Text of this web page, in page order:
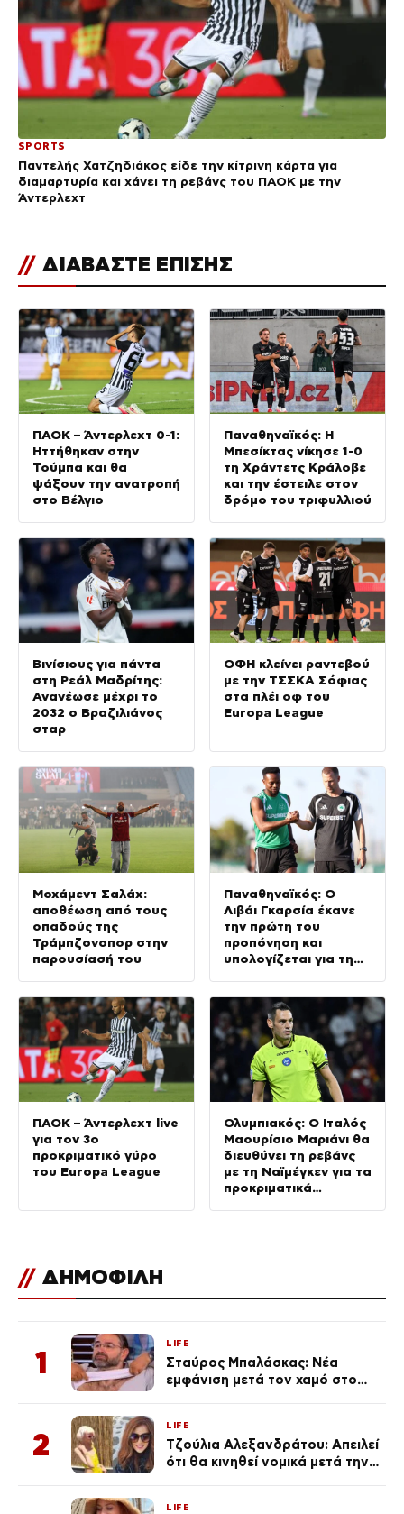
SPORTS
Παντελής Χατζηδιάκος είδε την κίτρινη κάρτα για
διαμαρτυρία και χάνει τη ρεβάνς του ΠΑΟΚ με την
Άντερλεχτ
// ΔΙΑΒΑΣΤΕ ΕΠΙΣΗΣ
ΠΑΟΚ – Άντερλεχτ 0-1:
Ηττήθηκαν στην
Τούμπα και θα
ψάξουν την ανατροπή
στο Βέλγιο
Παναθηναϊκός: Η
Μπεσίκτας νίκησε 1-0
τη Χράντετς Κράλοβε
και την έστειλε στον
δρόμο του τριφυλλιού
Βινίσιους για πάντα
στη Ρεάλ Μαδρίτης:
Ανανέωσε μέχρι το
2032 ο Βραζιλιάνος
σταρ
ΟΦΗ κλείνει ραντεβού
με την ΤΣΣΚΑ Σόφιας
στα πλέι οφ του
Europa League
Μοχάμεντ Σαλάχ:
αποθέωση από τους
οπαδούς της
Τράμπζονσπορ στην
παρουσίασή του
Παναθηναϊκός: Ο
Λιβάι Γκαρσία έκανε
την πρώτη του
προπόνηση και
υπολογίζεται για τη
ΠΑΟΚ – Άντερλεχτ live
για τον 3ο
προκριματικό γύρο
του Europa League
Ολυμπιακός: Ο Ιταλός
Μαουρίσιο Μαριάνι θα
διευθύνει τη ρεβάνς
με τη Ναϊμέγκεν για τα
προκριματικά
// ΔΗΜΟΦΙΛΗ
1
LIFE
Σταύρος Μπαλάσκας: Νέα
εμφάνιση μετά τον χαμό στο
2
LIFE
Τζούλια Αλεξανδράτου: Απειλεί
ότι θα κινηθεί νομικά μετά την
LIFE